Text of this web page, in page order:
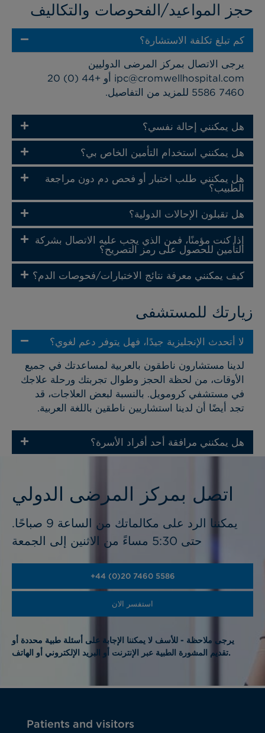
حجز المواعيد/الفحوصات والتكاليف
كم تبلغ تكلفة الاستشارة؟
يرجى الاتصال بمركز المرضى الدوليين
ipc@cromwellhospital.com
أو +44 (0) 20
7460 5586 للمزيد من التفاصيل.
هل يمكنني إحالة نفسي؟
هل يمكنني استخدام التأمين الخاص بي؟
هل يمكنني طلب اختبار أو فحص دم دون مراجعة
الطبيب؟
هل تقبلون الإحالات الدولية؟
إذا كنت مؤمنًا، فمن الذي يجب عليه الاتصال بشركة
التأمين للحصول على رمز التصريح؟
كيف يمكنني معرفة نتائج الاختبارات/فحوصات الدم؟
زيارتك للمستشفى
لا أتحدث الإنجليزية جيدًا، فهل يتوفر دعم لغوي؟
لدينا مستشارون ناطقون بالعربية لمساعدتك في جميع
الأوقات، من لحظة الحجز وطوال تجربتك ورحلة علاجك
في مستشفي كرومويل. بالنسبة لبعض العلاجات، قد
تجد أيضًا أن لدينا استشاريين ناطقين باللغة العربية.
هل يمكنني مرافقة أحد أفراد الأسرة؟
اتصل بمركز المرضى الدولي
.يمكننا الرد على مكالماتك من الساعة 9 صباحًا
حتى 5:30 مساءً من الاثنين إلى الجمعة
+44 (0)20 7460 5586
استفسر الان
يرجى ملاحظة - للأسف لا يمكننا الإجابة على أسئلة طبية محددة أو
تقديم المشورة الطبية عبر الإنترنت أو البريد الإلكتروني أو الهاتف.
Patients and visitors